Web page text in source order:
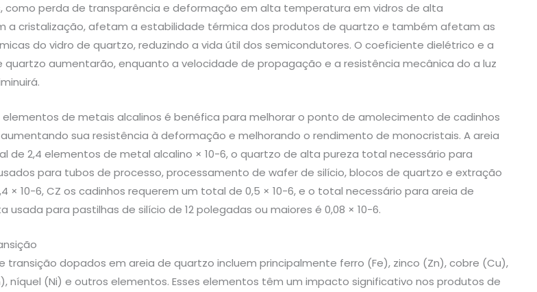
como perda de transparência e deformação em alta temperatura em vidros de alta
a cristalização, afetam a estabilidade térmica dos produtos de quartzo e também afetam as
do vidro de quartzo, reduzindo a vida útil dos semicondutores. O coeficiente dielétrico e a
quartzo aumentarão, enquanto a velocidade de propagação e a resistência mecânica do a luz
de metais alcalinos é benéfica para melhorar o ponto de amolecimento de cadinhos
sua resistência à deformação e melhorando o rendimento de monocristais. A areia
de 2,4 elementos de metal alcalino × 10-6, o quartzo de alta pureza total necessário para
para tubos de processo, processamento de wafer de silício, blocos de quartzo e extração
× 10-6, CZ os cadinhos requerem um total de 0,5 × 10-6, e o total necessário para areia de
para pastilhas de silício de 12 polegadas ou maiores é 0,08 × 10-6.
transição dopados em areia de quartzo incluem principalmente ferro (Fe), zinco (Zn), cobre (Cu),
níquel (Ni) e outros elementos. Esses elementos têm um impacto significativo nos produtos de